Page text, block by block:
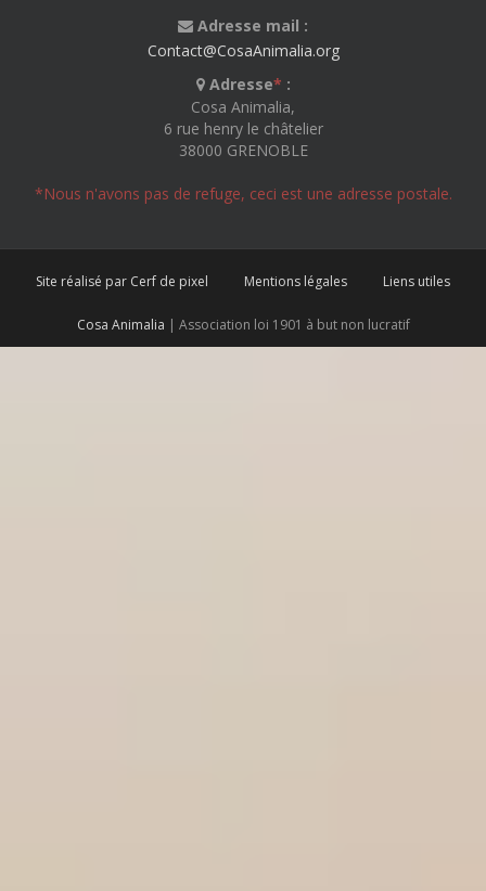
Adresse mail :
Contact@CosaAnimalia.org
Adresse* :
Cosa Animalia,
6 rue henry le châtelier
38000 GRENOBLE
*Nous n'avons pas de refuge, ceci est une adresse postale.
Site réalisé par Cerf de pixel Mentions légales Liens utiles
Cosa Animalia | Association loi 1901 à but non lucratif